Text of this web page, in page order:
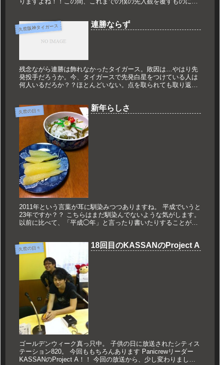
久世阪神タイガース 連勝ならず
残念ながら連勝は飾れなかったタイガース。敗因は…やはり先
発投手だろうか。今、タイガースで先発白星をつけている人は
何人いるだろか？？ほとんどいない。点を取られても取り返
久世の日々 新年らしさ
2011年という言葉が耳に馴染みつつありますね。 平成でいうと
23年ですか？？ こちらはまだ馴染んでないような気がします。
以前に比べて、「平成◯年」と言ったり書いたりすることが減
久世の日々 18回目のKASSANのProject A
ゴールデンウィーク真っ只中。 子供の日に放送されたシティス
テーション820。 今回ももちろんあります Panicrewリーダー
KASSANのProject A！！ 今回の放送から、少し変わりまし